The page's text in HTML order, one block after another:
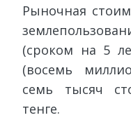
Рыночная
(сроком на 5
(восемь
семь тысяч
тенге.